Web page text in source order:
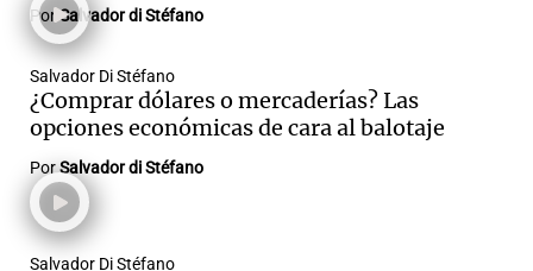
PorSalvador di Stéfano
Salvador Di Stéfano
¿Comprar dólares o mercaderías? Las
opciones económicas de cara al balotaje
PorSalvador di Stéfano
Salvador Di Stéfano